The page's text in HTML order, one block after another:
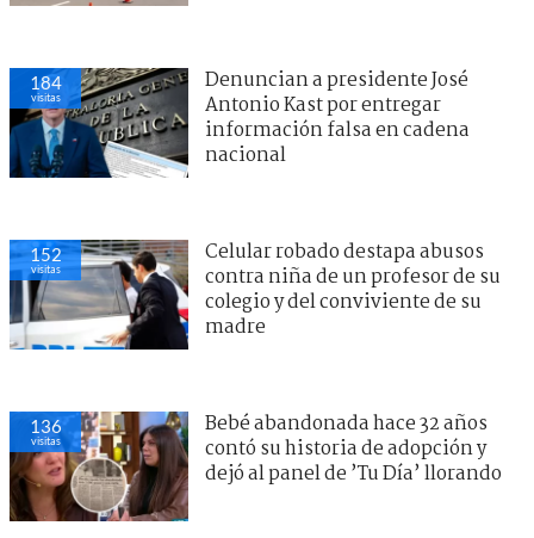
184
visitas
Denuncian a presidente José
Antonio Kast por entregar
información falsa en cadena
nacional
152
visitas
Celular robado destapa abusos
contra niña de un profesor de su
colegio y del conviviente de su
madre
136
visitas
Bebé abandonada hace 32 años
contó su historia de adopción y
dejó al panel de ’Tu Día’ llorando